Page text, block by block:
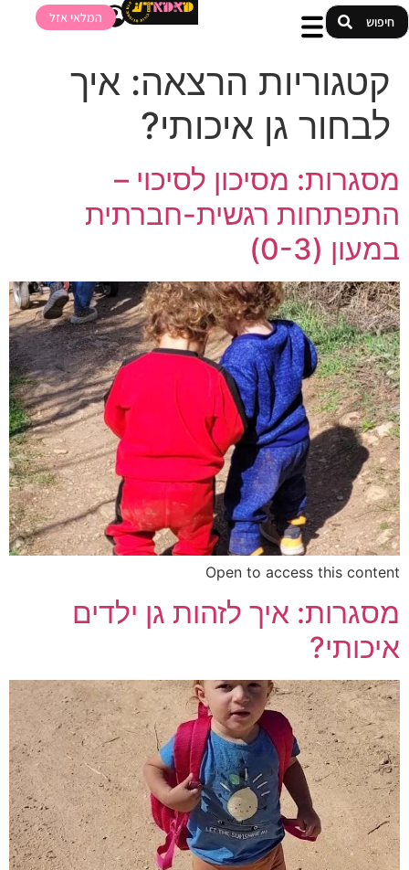
המלאי אזל
קטגוריות הרצאה: איך
לבחור גן איכותי?
מסגרות: מסיכון לסיכוי –
התפתחות רגשית-חברתית
במעון (0-3)
Open to access this content
מסגרות: איך לזהות גן ילדים
איכותי?